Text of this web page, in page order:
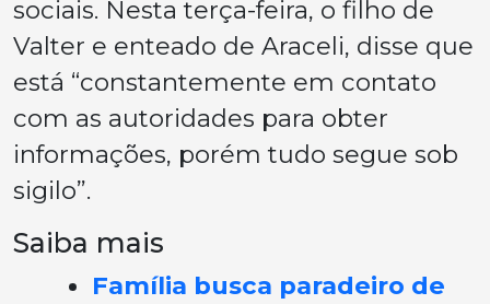
sociais. Nesta terça-feira, o filho de
Valter e enteado de Araceli, disse que
está “constantemente em contato
com as autoridades para obter
informações, porém tudo segue sob
sigilo”.
Saiba mais
Família busca paradeiro de